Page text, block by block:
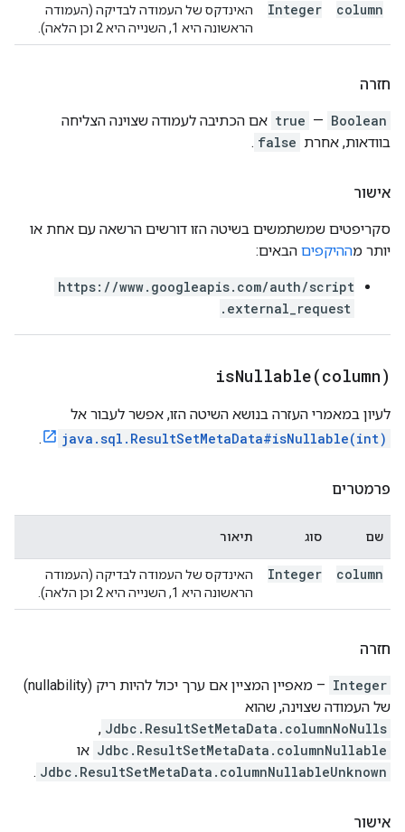
column
Integer
האינדקס של העמודה לבדיקה (העמודה
הראשונה היא 1, השנייה היא 2 וכן הלאה).
חזרה
Boolean
—
true אם הכתיבה לעמודה שצוינה הצליחה
בוודאות, אחרת false
.
אישור
סקריפטים שמשתמשים בשיטה הזו דורשים הרשאה עם אחת או
יותר מההיקפים הבאים:
https://www.googleapis.com/auth/script
.external_request
isNullable(column)
לעיון במאמרי העזרה בנושא השיטה הזו, אפשר לעבור אל
java.sql.ResultSetMetaData#isNullable(int)
.
פרמטרים
שם סוג תיאור
column
Integer
האינדקס של העמודה לבדיקה (העמודה
הראשונה היא 1, השנייה היא 2 וכן הלאה).
חזרה
Integer
– מאפיין המציין אם ערך יכול להיות ריק (nullability)
של העמודה שצוינה, שהוא
Jdbc.ResultSetMetaData.columnNoNulls
,
Jdbc.ResultSetMetaData.columnNullable או
Jdbc.ResultSetMetaData.columnNullableUnknown
.
אישור